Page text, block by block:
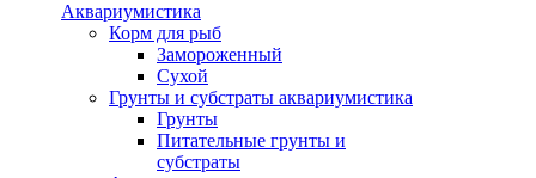
Аквариумистика
Корм для рыб
Замороженный
Сухой
Грунты и субстраты аквариумистика
Грунты
Питательные грунты и
субстраты